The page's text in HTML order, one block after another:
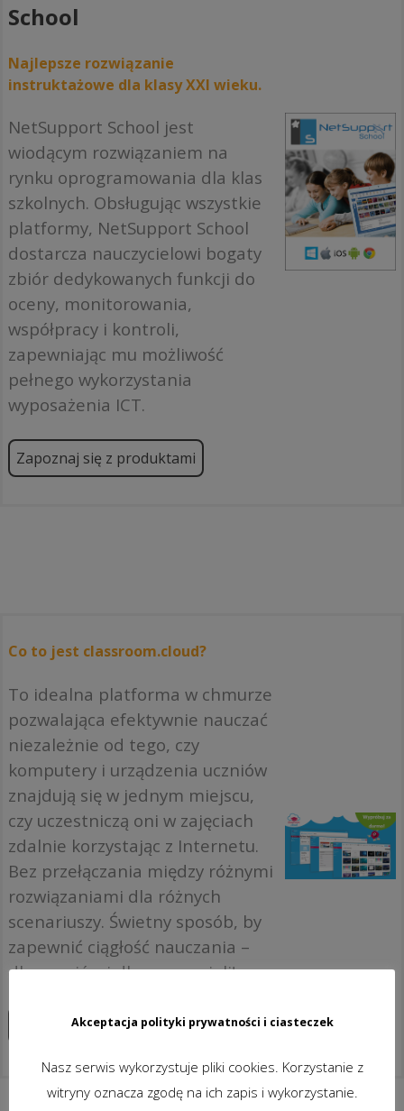
School
Najlepsze rozwiązanie
instruktażowe dla klasy XXI wieku.
NetSupport School jest
wiodącym rozwiązaniem na
rynku oprogramowania dla klas
szkolnych. Obsługując wszystkie
platformy, NetSupport School
dostarcza nauczycielowi bogaty
zbiór dedykowanych funkcji do
oceny, monitorowania,
współpracy i kontroli,
zapewniając mu możliwość
pełnego wykorzystania
wyposażenia ICT.
Zapoznaj się z produktami
Co to jest classroom.cloud?
To idealna platforma w chmurze
pozwalająca efektywnie nauczać
niezależnie od tego, czy
komputery i urządzenia uczniów
znajdują się w jednym miejscu,
czy uczestniczą oni w zajęciach
zdalnie korzystając z Internetu.
Bez przełączania między różnymi
rozwiązaniami dla różnych
scenariuszy. Świetny sposób, by
zapewnić ciągłość nauczania –
dla uczniów i dla nauczycieli!
Zapoznaj się z produktem
Akceptacja polityki prywatności i ciasteczek
Nasz serwis wykorzystuje pliki cookies. Korzystanie z
witryny oznacza zgodę na ich zapis i wykorzystanie.